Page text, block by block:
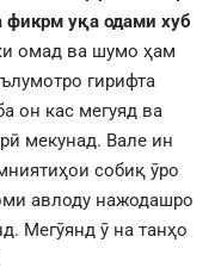
фикрм уқа одами хуб
омад ва шумо ҳам
гирифта
он кас мегуяд ва
мекунад. Вале ин
собиқ ӯро
авлоду нажодашро
Мегӯянд ӯ на танҳо